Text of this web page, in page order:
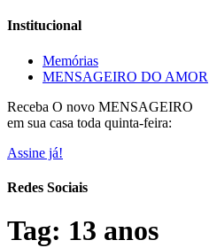
Institucional
Memórias
MENSAGEIRO DO AMOR
Receba O novo MENSAGEIRO
em sua casa toda quinta-feira:
Assine já!
Redes Sociais
Tag: 13 anos